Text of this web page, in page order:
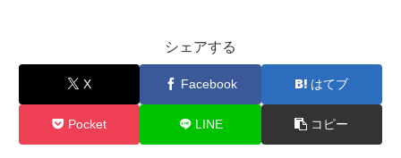
シェアする
X Facebook はてブ
Pocket LINE コピー